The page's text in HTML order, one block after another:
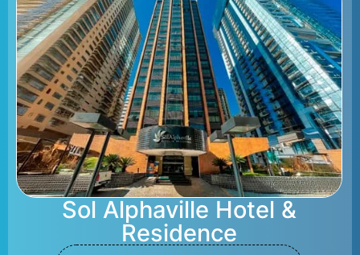
Sol Alphaville Hotel &
Residence